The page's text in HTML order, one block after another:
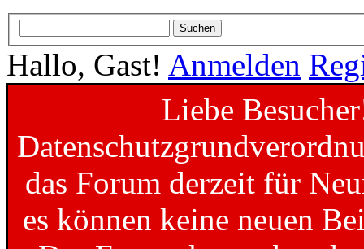
Hallo, Gast! Anmelden
Liebe
das Forum derzeit für
es können keine neuen